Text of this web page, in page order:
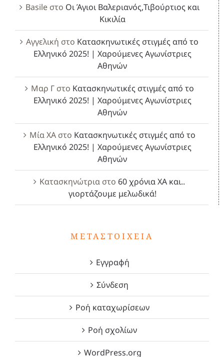
Basileστο Οι Άγιοι Βαλεριανός,Τιβούρτιος και
Κικιλία
Αγγελική στο Κατασκηνωτικές στιγμές από το
Ελληνικό 2025! | Χαρούμενες Αγωνίστριες
Αθηνών
Μαρ Γστο Κατασκηνωτικές στιγμές από το
Ελληνικό 2025! | Χαρούμενες Αγωνίστριες
Αθηνών
Μία ΧΑστο Κατασκηνωτικές στιγμές από το
Ελληνικό 2025! | Χαρούμενες Αγωνίστριες
Αθηνών
Κατασκηνώτρια στο 60 χρόνια ΧΑ και..
γιορτάζουμε μελωδικά!
ΜΕΤΑΣΤΟΙΧΕΊΑ
Εγγραφή
Σύνδεση
Ροή καταχωρίσεων
Ροή σχολίων
WordPress.org